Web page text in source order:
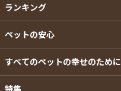
ランキング
ペットの安心
すべてのペットの幸せのために